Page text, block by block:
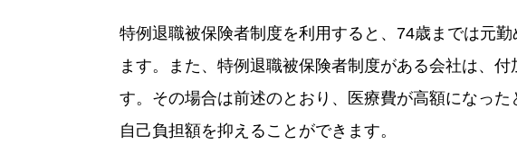
特例退職被保険者制度を利用すると、74歳までは元
ます。また、特例退職被保険者制度がある会社は、
す。その場合は前述のとおり、医療費が高額になっ
自己負担額を抑えることができます。